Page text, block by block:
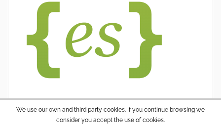
We use our own and third party cookies. If you continue browsing we
consider you accept the use of cookies.